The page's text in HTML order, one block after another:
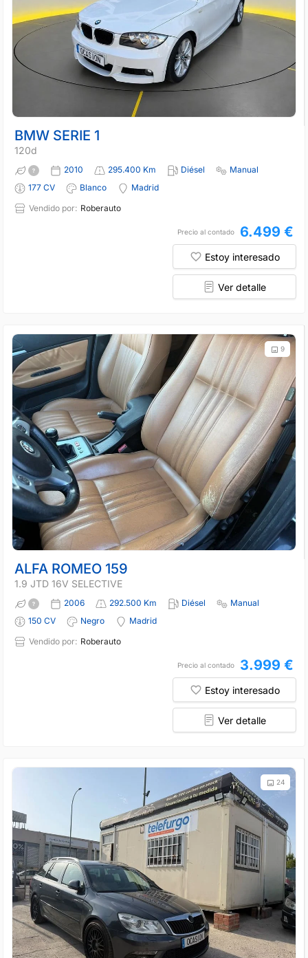
BMW SERIE 1
120d
2010 295.400 Km Diésel
Manual
177 CV
Blanco
Madrid
Vendido por: Roberauto
Precio al contado 6.499 €
Estoy interesado
Ver detalle
9
ALFA ROMEO 159
1.9 JTD 16V SELECTIVE
2006 292.500 Km Diésel
Manual
150 CV
Negro
Madrid
Vendido por: Roberauto
Precio al contado 3.999 €
Estoy interesado
Ver detalle
24